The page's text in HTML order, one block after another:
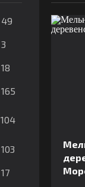
49
3
18
165
104
103
17